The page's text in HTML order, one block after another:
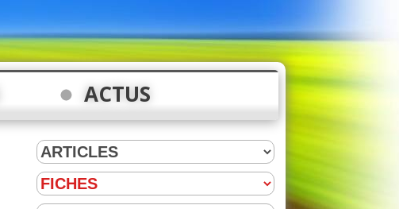
ACTUS